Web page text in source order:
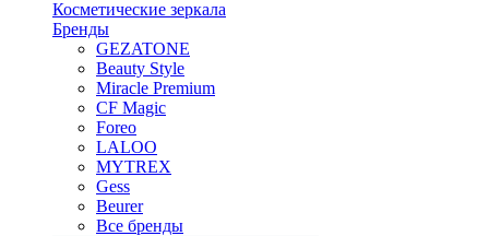
Косметические зеркала
Бренды
GEZATONE
Beauty Style
Miracle Premium
CF Magic
Foreo
LALOO
MYTREX
Gess
Beurer
Все бренды